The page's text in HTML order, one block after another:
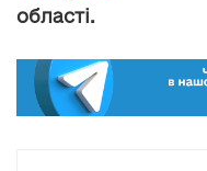
області.